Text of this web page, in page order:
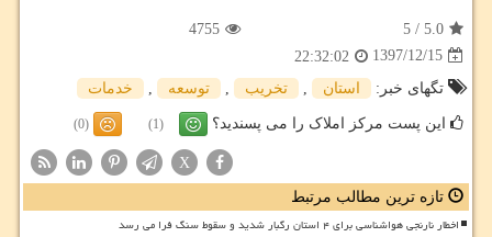
5.0
/
5
4755
1397/12/15
22:32:02
تگهای خبر:
استان تخریب توسعه خدمات
این پست مرکز املاک را می پسندید؟ (1)
(0)
X
تازه ترین مطالب مرتبط
اخطار نارنجی هواشناسی برای ۴ استان رگبار شدید و سقوط سنگ فرا می رسد